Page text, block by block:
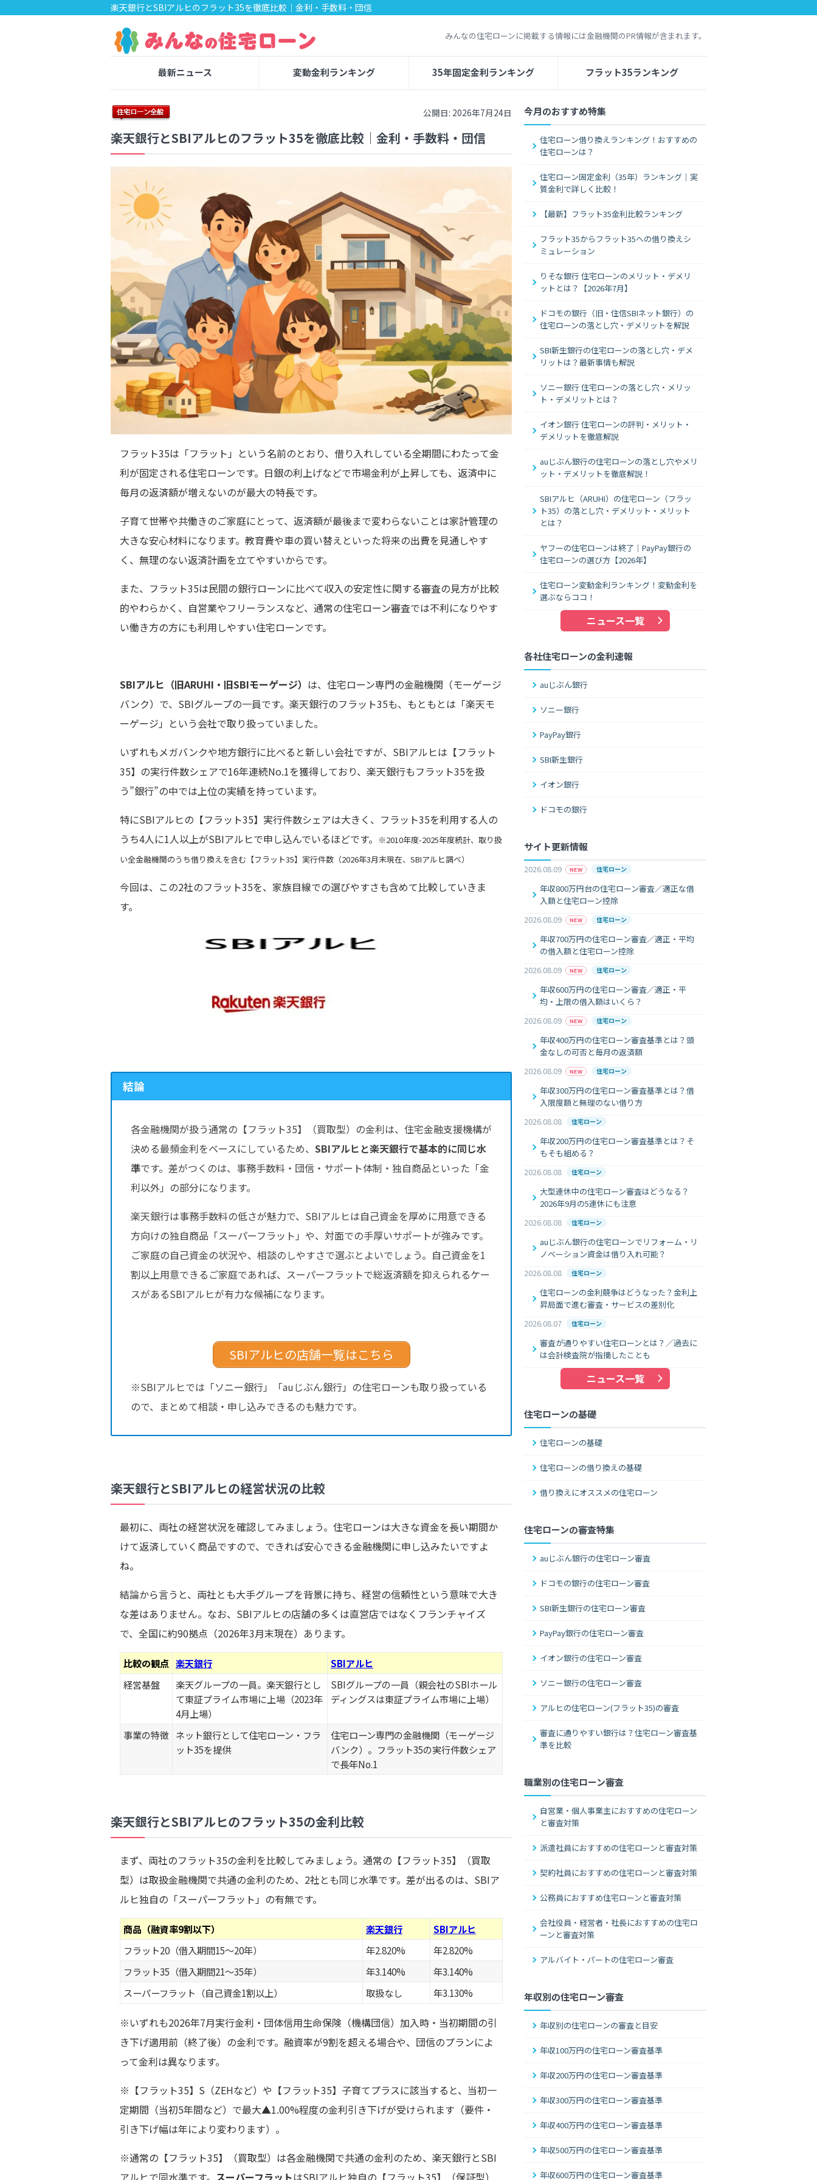
楽天銀行とSBIアルヒのフラット35を徹底比較｜金利・手数料・団信
みんなの住宅ローンに掲載する情報には金融機関のPR情報が含まれます。
最新ニュース 変動金利ランキング 35年固定金利ランキング フラット35ランキング
公開日: 2026年7月24日
楽天銀行とSBIアルヒのフラット35を徹底比較｜金利・手数料・団信
フラット35は「フラット」という名前のとおり、借り入れしている全期間にわたって金
利が固定される住宅ローンです。日銀の利上げなどで市場金利が上昇しても、返済中に
毎月の返済額が増えないのが最大の特長です。
子育て世帯や共働きのご家庭にとって、返済額が最後まで変わらないことは家計管理の
大きな安心材料になります。教育費や車の買い替えといった将来の出費を見通しやす
く、無理のない返済計画を立てやすいからです。
また、フラット35は民間の銀行ローンに比べて収入の安定性に関する審査の見方が比較
的やわらかく、自営業やフリーランスなど、通常の住宅ローン審査では不利になりやす
い働き方の方にも利用しやすい住宅ローンです。
SBIアルヒ（旧ARUHI・旧SBIモーゲージ） は、住宅ローン専門の金融機関（モーゲージ
バンク）で、SBIグループの一員です。楽天銀行のフラット35も、もともとは「楽天モ
ーゲージ」という会社で取り扱っていました。
いずれもメガバンクや地方銀行に比べると新しい会社ですが、SBIアルヒは【フラット
35】の実行件数シェアで16年連続No.1を獲得しており、楽天銀行もフラット35を扱
う”銀行”の中では上位の実績を持っています。
特にSBIアルヒの【フラット35】実行件数シェアは大きく、フラット35を利用する人の
うち4人に1人以上がSBIアルヒで申し込んでいるほどです。
※2010年度-2025年度統計、取り扱
い全金融機関のうち借り換えを含む【フラット35】実行件数（2026年3月末現在、SBIアルヒ調べ）
今回は、この2社のフラット35を、家族目線での選びやすさも含めて比較していきま
す。
結論
各金融機関が扱う通常の【フラット35】（買取型）の金利は、住宅金融支援機構が
決める最頻金利をベースにしているため、 SBIアルヒと楽天銀行で基本的に同じ水
準です。差がつくのは、事務手数料・団信・サポート体制・独自商品といった「金
利以外」の部分になります。
楽天銀行は事務手数料の低さが魅力で、SBIアルヒは自己資金を厚めに用意できる
方向けの独自商品「スーパーフラット」や、対面での手厚いサポートが強みです。
ご家庭の自己資金の状況や、相談のしやすさで選ぶとよいでしょう。自己資金を1
割以上用意できるご家庭であれば、スーパーフラットで総返済額を抑えられるケー
スがあるSBIアルヒが有力な候補になります。
SBIアルヒの店舗一覧はこちら
※SBIアルヒでは「ソニー銀行」「auじぶん銀行」の住宅ローンも取り扱っている
ので、まとめて相談・申し込みできるのも魅力です。
楽天銀行とSBIアルヒの経営状況の比較
最初に、両社の経営状況を確認してみましょう。住宅ローンは大きな資金を長い期間か
けて返済していく商品ですので、できれば安心できる金融機関に申し込みたいですよ
ね。
結論から言うと、両社とも大手グループを背景に持ち、経営の信頼性という意味で大き
な差はありません。なお、SBIアルヒの店舗の多くは直営店ではなくフランチャイズ
で、全国に約90拠点（2026年3月末現在）あります。
比較の観点 楽天銀行
SBIアルヒ
経営基盤
楽天グループの一員。楽天銀行とし
て東証プライム市場に上場（2023年
4月上場）
SBIグループの一員（親会社のSBIホール
ディングスは東証プライム市場に上場）
事業の特徴 ネット銀行として住宅ローン・フラ
ット35を提供
住宅ローン専門の金融機関（モーゲージ
バンク）。フラット35の実行件数シェア
で長年No.1
楽天銀行とSBIアルヒのフラット35の金利比較
まず、両社のフラット35の金利を比較してみましょう。通常の【フラット35】（買取
型）は取扱金融機関で共通の金利のため、2社とも同じ水準です。差が出るのは、SBIア
ルヒ独自の「スーパーフラット」の有無です。
商品（融資率9割以下） 楽天銀行
SBIアルヒ
フラット20（借入期間15〜20年）
年2.820%
年2.820%
フラット35（借入期間21〜35年）
年3.140%
年3.140%
スーパーフラット（自己資金1割以上）
取扱なし 年3.130%
※いずれも2026年7月実行金利・団体信用生命保険（機構団信）加入時・当初期間の引
き下げ適用前（終了後）の金利です。融資率が9割を超える場合や、団信のプランによ
って金利は異なります。
※【フラット35】S（ZEHなど）や【フラット35】子育てプラスに該当すると、当初一
定期間（当初5年間など）で最大▲1.00%程度の金利引き下げが受けられます（要件・
引き下げ幅は年により変わります）。
※通常の【フラット35】（買取型）は各金融機関で共通の金利のため、楽天銀行とSBI
今月のおすすめ特集
住宅ローン借り換えランキング！おすすめの
住宅ローンは？
住宅ローン固定金利（35年）ランキング｜実
質金利で詳しく比較！
【最新】フラット35金利比較ランキング
フラット35からフラット35への借り換えシ
ミュレーション
りそな銀行 住宅ローンのメリット・デメリ
ットとは？【2026年7月】
ドコモの銀行（旧・住信SBIネット銀行）の
住宅ローンの落とし穴・デメリットを解説
SBI新生銀行の住宅ローンの落とし穴・デメ
リットは？最新事情も解説
ソニー銀行 住宅ローンの落とし穴・メリッ
ト・デメリットとは？
イオン銀行 住宅ローンの評判・メリット・
デメリットを徹底解説
auじぶん銀行の住宅ローンの落とし穴やメリ
ット・デメリットを徹底解説！
SBIアルヒ（ARUHI）の住宅ローン（フラッ
ト35）の落とし穴・デメリット・メリット
とは？
ヤフーの住宅ローンは終了｜PayPay銀行の
住宅ローンの選び方【2026年】
住宅ローン変動金利ランキング！変動金利を
選ぶならココ！
ニュース一覧
各社住宅ローンの金利速報
auじぶん銀行
ソニー銀行
PayPay銀行
SBI新生銀行
イオン銀行
ドコモの銀行
サイト更新情報
2026.08.09 NEW 住宅ローン
年収800万円台の住宅ローン審査／適正な借
入額と住宅ローン控除
2026.08.09
NEW 住宅ローン
年収700万円の住宅ローン審査／適正・平均
の借入額と住宅ローン控除
2026.08.09
NEW 住宅ローン
年収600万円の住宅ローン審査／適正・平
均・上限の借入額はいくら？
2026.08.09
NEW 住宅ローン
年収400万円の住宅ローン審査基準とは？頭
金なしの可否と毎月の返済額
2026.08.09
NEW 住宅ローン
年収300万円の住宅ローン審査基準とは？借
入限度額と無理のない借り方
2026.08.08
住宅ローン
年収200万円の住宅ローン審査基準とは？そ
もそも組める？
2026.08.08
住宅ローン
大型連休中の住宅ローン審査はどうなる？
2026年9月の5連休にも注意
2026.08.08
住宅ローン
auじぶん銀行の住宅ローンでリフォーム・リ
ノベーション資金は借り入れ可能？
2026.08.08
住宅ローン
住宅ローンの金利競争はどうなった？金利上
昇局面で進む審査・サービスの差別化
2026.08.07
住宅ローン
審査が通りやすい住宅ローンとは？／過去に
は会計検査院が指摘したことも
ニュース一覧
住宅ローンの基礎
住宅ローンの基礎
住宅ローンの借り換えの基礎
借り換えにオススメの住宅ローン
住宅ローンの審査特集
auじぶん銀行の住宅ローン審査
ドコモの銀行の住宅ローン審査
SBI新生銀行の住宅ローン審査
PayPay銀行の住宅ローン審査
イオン銀行の住宅ローン審査
ソニー銀行の住宅ローン審査
アルヒの住宅ローン(フラット35)の審査
審査に通りやすい銀行は？住宅ローン審査基
準を比較
職業別の住宅ローン審査
自営業・個人事業主におすすめの住宅ローン
と審査対策
派遣社員におすすめの住宅ローンと審査対策
契約社員におすすめの住宅ローンと審査対策
公務員におすすめ住宅ローンと審査対策
会社役員・経営者・社長におすすめの住宅ロ
ーンと審査対策
アルバイト・パートの住宅ローン審査
年収別の住宅ローン審査
年収別の住宅ローンの審査と目安
年収100万円の住宅ローン審査基準
年収200万円の住宅ローン審査基準
年収300万円の住宅ローン審査基準
年収400万円の住宅ローン審査基準
年収500万円の住宅ローン審査基準
年収600万円の住宅ローン審査基準